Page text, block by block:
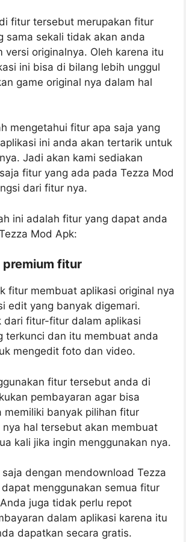
fitur tersebut merupakan fitur
sama sekali tidak akan anda
versi originalnya. Oleh karena itu
ini bisa di bilang lebih unggul
game original nya dalam hal
mengetahui fitur apa saja yang
ini anda akan tertarik untuk
Jadi akan kami sediakan
fitur yang ada pada Tezza Mod
dari fitur nya.
ini adalah fitur yang dapat anda
Mod Apk:
premium fitur
fitur membuat aplikasi original nya
edit yang banyak digemari.
dari fitur-fitur dalam aplikasi
terkunci dan itu membuat anda
mengedit foto dan video.
fitur tersebut anda di
pembayaran agar bisa
memiliki banyak pilihan fitur
nya hal tersebut akan membuat
kali jika ingin menggunakan nya.
dengan mendownload Tezza
menggunakan semua fitur
juga tidak perlu repot
dalam aplikasi karena itu
dapatkan secara gratis.